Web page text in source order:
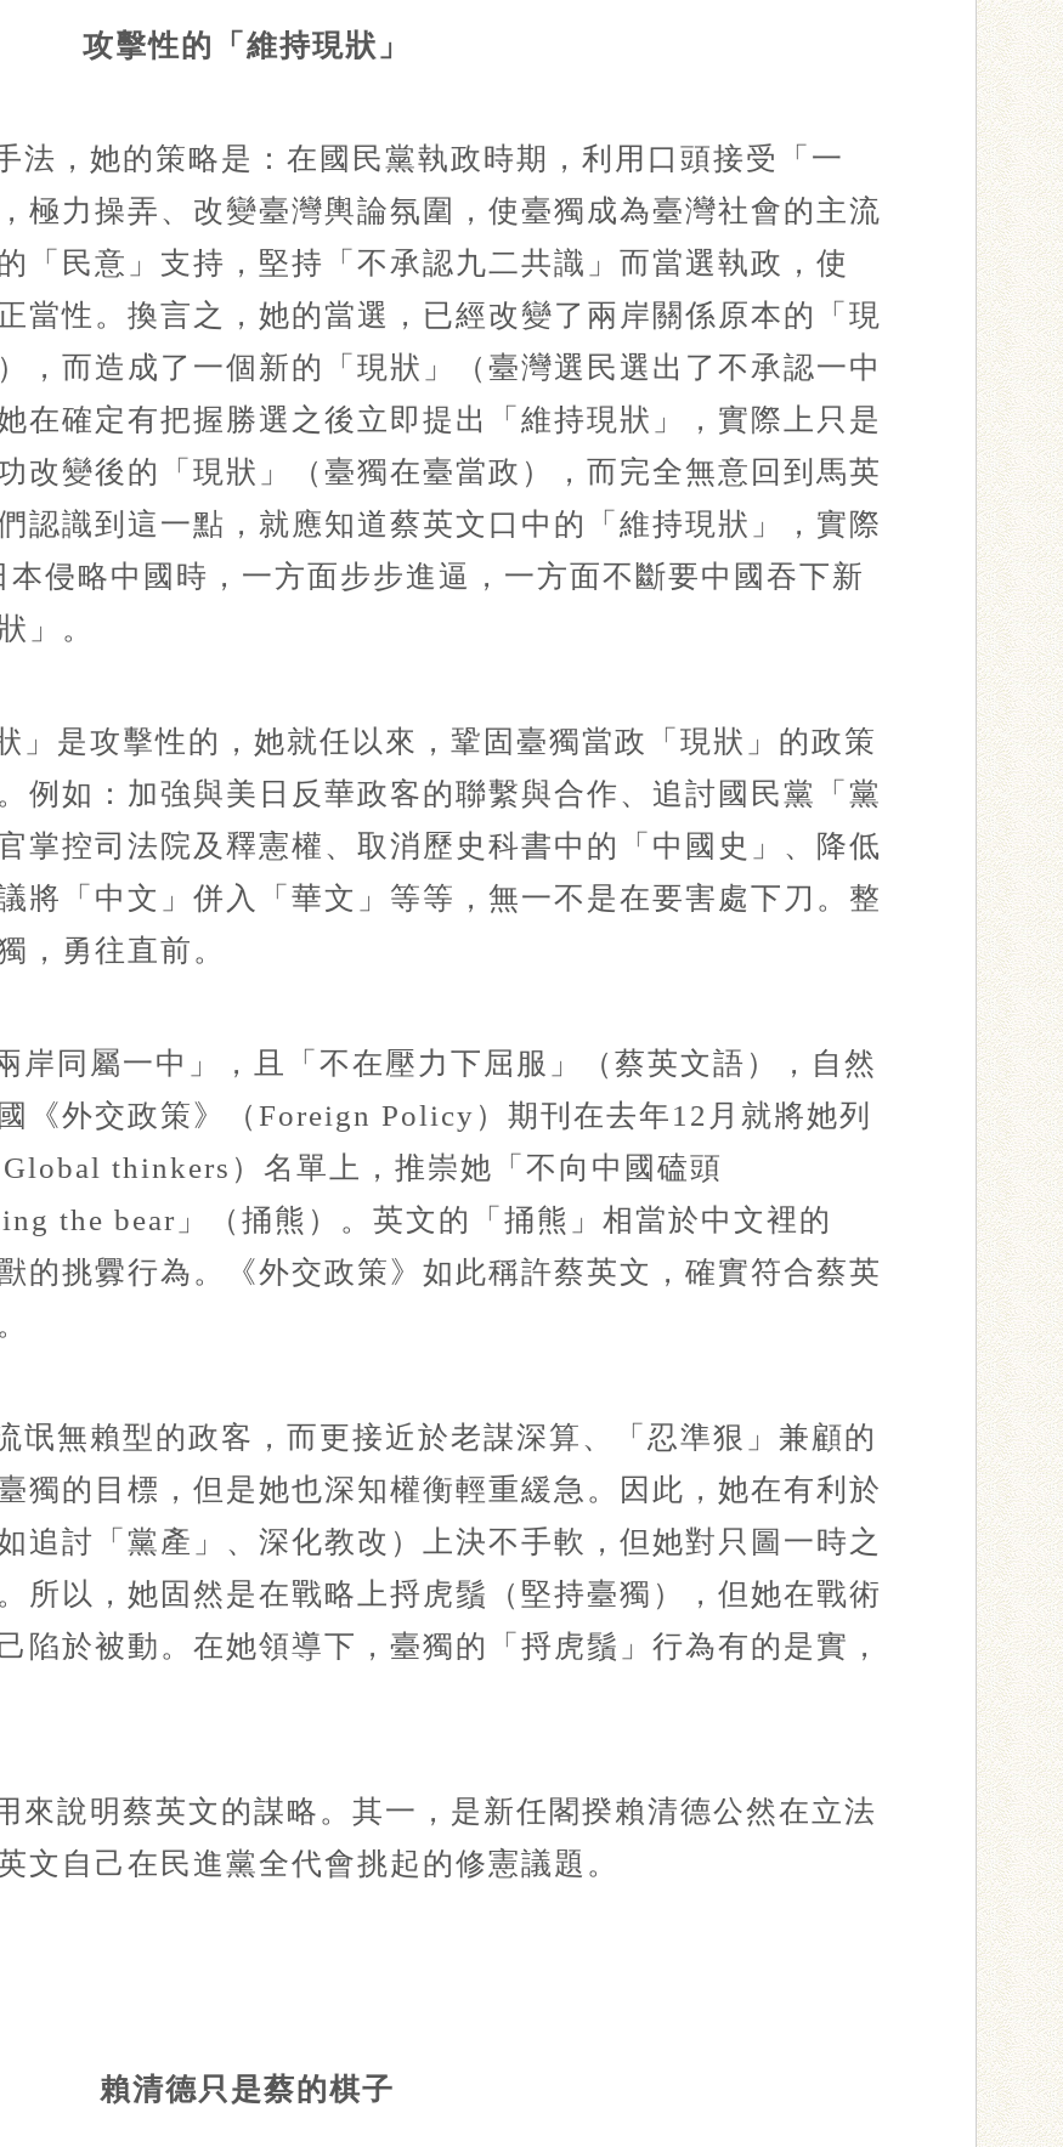
攻擊性的「維持現狀」
法，她的策略是：在國民黨執政時期，利用口頭接受「一
極力操弄、改變臺灣輿論氛圍，使臺獨成為臺灣社會的主流
「民意」支持，堅持「不承認九二共識」而當選執政，使
當性。換言之，她的當選，已經改變了兩岸關係原本的「現
，而造成了一個新的「現狀」（臺灣選民選出了不承認一中
在確定有把握勝選之後立即提出「維持現狀」，實際上只是
改變後的「現狀」（臺獨在臺當政），而完全無意回到馬英
認識到這一點，就應知道蔡英文口中的「維持現狀」，實際
侵略中國時，一方面步步進逼，一方面不斷要中國吞下新
」。
」是攻擊性的，她就任以來，鞏固臺獨當政「現狀」的政策
例如：加強與美日反華政客的聯繫與合作、追討國民黨「黨
掌控司法院及釋憲權、取消歷史科書中的「中國史」、降低
將「中文」併入「華文」等等，無一不是在要害處下刀。整
，勇往直前。
岸同屬一中」，且「不在壓力下屈服」（蔡英文語），自然
《外交政策》（Foreign Policy）期刊在去年12月就將她列
thinkers）名單上，推崇她「不向中國磕頭
the bear」（捅熊）。英文的「捅熊」相當於中文裡的
的挑釁行為。《外交政策》如此稱許蔡英文，確實符合蔡英
氓無賴型的政客，而更接近於老謀深算、「忍準狠」兼顧的
獨的目標，但是她也深知權衡輕重緩急。因此，她在有利於
追討「黨產」、深化教改）上決不手軟，但她對只圖一時之
所以，她固然是在戰略上捋虎鬚（堅持臺獨），但她在戰術
陷於被動。在她領導下，臺獨的「捋虎鬚」行為有的是實，
來說明蔡英文的謀略。其一，是新任閣揆賴清德公然在立法
文自己在民進黨全代會挑起的修憲議題。
賴清德只是蔡的棋子